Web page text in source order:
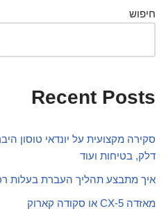
חיפוש
Recent Posts
סקירה מקצועית על יונדאי טוסון
דלק, בטיחות ועוד
איך מתבצע תהליך העברת בעלות
מאזדה CX-5 או סקודה קארוק